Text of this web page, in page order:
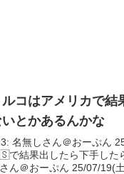
ルコはアメリカで結
とかあるんかな
名無しさん＠おーぷん
結果出したら下手した
ん＠おーぷん 25/07/19(